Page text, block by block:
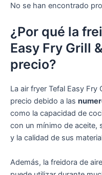
No se han encontrado
¿Por qué la
Easy Fry Grill
precio?
La air fryer Tefal Easy Fry
precio debido a las
como la capacidad de
con un mínimo de aceite,
y la calidad de sus
Además, la freidora de